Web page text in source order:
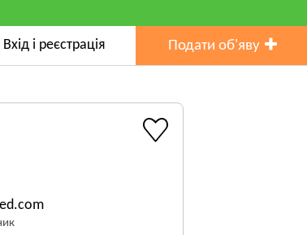
Вхід і реєстрація Подати об'яву